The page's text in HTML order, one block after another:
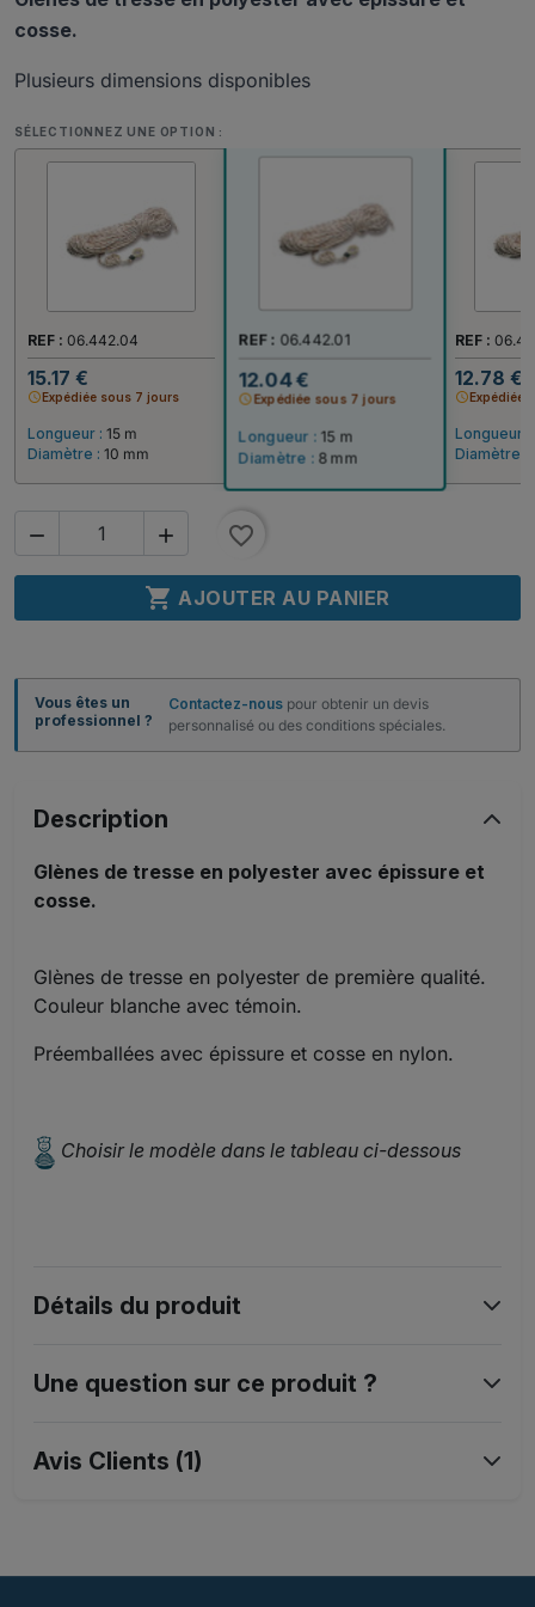
cosse.
Plusieurs dimensions disponibles
SÉLECTIONNEZ UNE OPTION :
REF : 06.442.04
15.17 €
scheduleExpédiée sous 7 jours
Longueur : 15 m
Diamètre : 10 mm
REF : 06.442.01
12.04 €
scheduleExpédiée sous 7 jours
Longueur : 15 m
Diamètre : 8 mm
REF :
12.78 €
scheduleExpédiée
Longueur :
Diamètre :
  favorite_border
 AJOUTER AU PANIER
Vous êtes un
professionnel ?
Contactez-nous pour obtenir un devis
personnalisé ou des conditions spéciales.
Description
Glènes de tresse en polyester avec épissure et
cosse.
Glènes de tresse en polyester de première qualité.
Couleur blanche avec témoin.
Préemballées avec épissure et cosse en nylon.
Choisir le modèle dans le tableau ci-dessous
Détails du produit
Une question sur ce produit ?
Avis Clients (1)